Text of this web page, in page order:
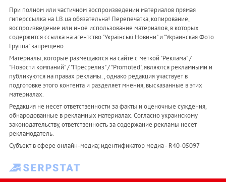
При полном или частичном воспроизведении материалов прямая
гиперссылка на LB.ua обязательна! Перепечатка, копирование,
воспроизведение или иное использование материалов, в которых
содержится ссылка на агентство "Українськi Новини" и "Украинская Фото
Группа" запрещено.
Материалы, которые размещаются на сайте с меткой "Реклама" /
"Новости компаний" / "Пресрелиз" / "Promoted", являются рекламными и
публикуются на правах рекламы. , однако редакция участвует в
подготовке этого контента и разделяет мнения, высказанные в этих
материалах.
Редакция не несет ответственности за факты и оценочные суждения,
обнародованные в рекламных материалах. Согласно украинскому
законодательству, ответственность за содержание рекламы несет
рекламодатель.
Субъект в сфере онлайн-медиа; идентификатор медиа - R40-05097